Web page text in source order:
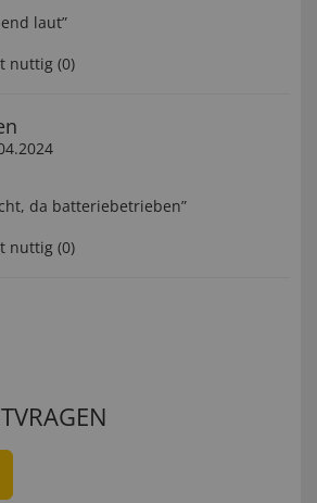
laut”
nuttig (0)
da batteriebetrieben”
nuttig (0)